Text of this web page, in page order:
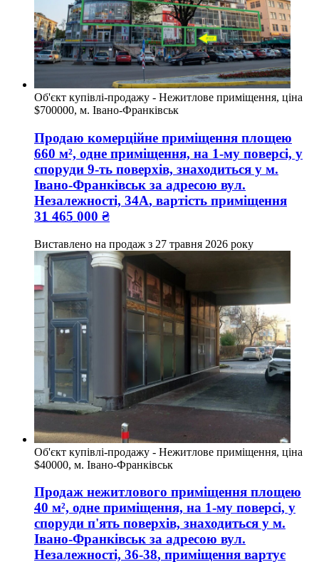
Об'єкт купівлі-продажу - Нежитлове приміщення, ціна
$700000, м. Івано-Франківськ
Продаю комерційне приміщення площею
660 м², одне приміщення, на 1-му поверсі, у
споруди 9-ть поверхів, знаходиться у м.
Івано-Франківськ за адресою вул.
Незалежності, 34А, вартість приміщення
31 465 000 ₴
Виставлено на продаж з 27 травня 2026 року
Об'єкт купівлі-продажу - Нежитлове приміщення, ціна
$40000, м. Івано-Франківськ
Продаж нежитлового приміщення площею
40 м², одне приміщення, на 1-му поверсі, у
споруди п'ять поверхів, знаходиться у м.
Івано-Франківськ за адресою вул.
Незалежності, 36-38, приміщення вартує